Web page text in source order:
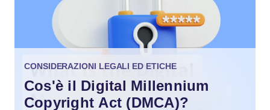
CONSIDERAZIONI LEGALI ED ETICHE
Cos'è il Digital Millennium
Copyright Act (DMCA)?